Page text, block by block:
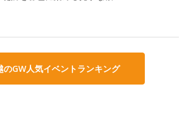
のGW人気イベントランキング